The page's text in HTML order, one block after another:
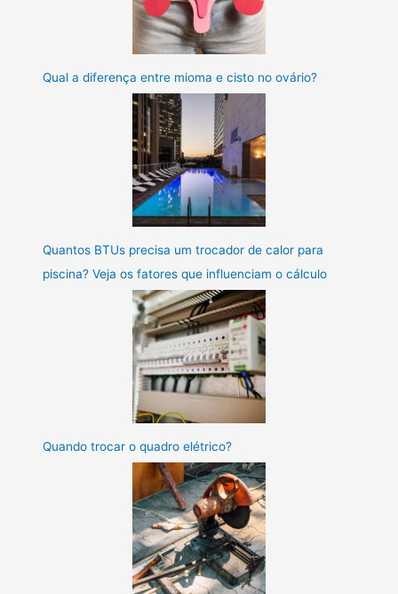
Qual a diferença entre mioma e cisto no ovário?
Quantos BTUs precisa um trocador de calor para
piscina? Veja os fatores que influenciam o cálculo
Quando trocar o quadro elétrico?